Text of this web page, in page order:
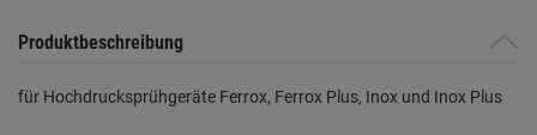
Produktbeschreibung
für Hochdrucksprühgeräte Ferrox, Ferrox Plus, Inox und Inox Plus